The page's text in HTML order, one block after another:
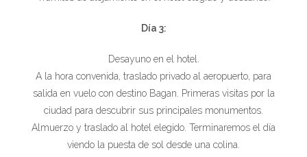
Día 3:
Desayuno en el hotel.
A la hora convenida, traslado privado al aeropuerto, para
salida en vuelo con destino Bagan. Primeras visitas por la
ciudad para descubrir sus principales monumentos.
Almuerzo y traslado al hotel elegido. Terminaremos el día
viendo la puesta de sol desde una colina.